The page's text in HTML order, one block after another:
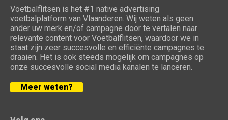
Voetbalflitsen is het #1 native advertising
voetbalplatform van Vlaanderen. Wij weten als geen
ander uw merk en/of campagne door te vertalen naar
relevante content voor Voetbalflitsen, waardoor we in
staat zijn zeer succesvolle en efficiënte campagnes te
draaien. Het is ook steeds mogelijk om campagnes op
onze succesvolle social media kanalen te lanceren.
Meer weten?